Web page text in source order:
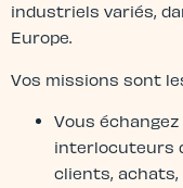
industriels variés,
Europe.
Vos missions sont
Vous
interlocuteurs
clients, achats,